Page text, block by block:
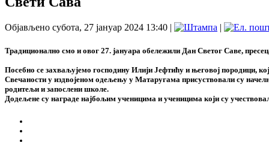
Објављено субота, 27 јануар 2024 13:40 | |
Традиционално смо и овог 27. јануара обележили Дан Светог Саве,
Посебно се захваљујемо господину Илији Јефтићу и његовој породици,
Свечаности у издвојеном одељењу у Матаругама присуствовали су
родитељи и запослени школе.
Додељене су награде најбољим ученицима и ученицима који су